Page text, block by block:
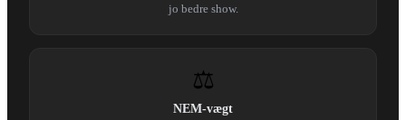
jo bedre show.
⚖️
NEM-vægt